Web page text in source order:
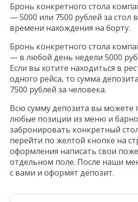
Бронь конкретного стола
— 5000 или 7500 рублей за стол
времени нахождения на борту.
Бронь конкретного стола
— в любой день недели 5000
Если вы хотите находиться в
одного рейса, то сумма
7500 рублей за человека.
Всю сумму депозита вы можете
любые позиции из меню и
забронировать конкретный
перейти по желтой кнопке на
оформления написать свои
отдельном поле. После наши
с вами и оформят депозит.